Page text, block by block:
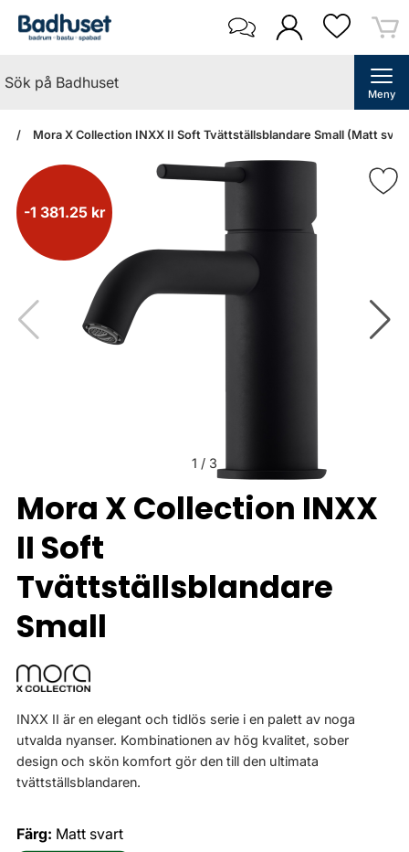
Meny
Mora X Collection INXX II Soft Tvättställsblandare Small (Matt
-1 381.25 kr
1 / 3
Mora X Collection INXX
II Soft
Tvättställsblandare
Small
INXX II är en elegant och tidlös serie i en palett av noga
utvalda nyanser. Kombinationen av hög kvalitet, sober
design och skön komfort gör den till den ultimata
tvättställsblandaren.
Färg: Matt svart